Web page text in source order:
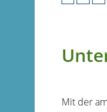
Mit der